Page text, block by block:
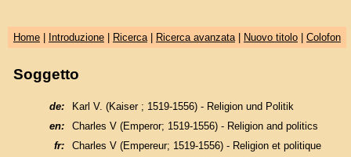
Home| Introduzione| Ricerca| Ricerca avanzata| Nuovo titolo| Colofon
Soggetto
de:
Karl V. (Kaiser ; 1519-1556) - Religion und Politik
en:
Charles V (Emperor; 1519-1556) - Religion and politics
fr:
Charles V (Empereur; 1519-1556) - Religion et politique